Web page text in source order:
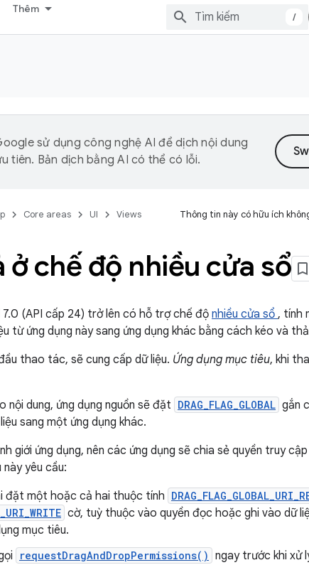
Thêm
/
sử dụng công nghệ AI để dịch nội dung
tiên. Bản dịch bằng AI có thể có lỗi.
Core areas UI Views Thông tin này có hữu ích
ở chế độ nhiều cửa sổ
(API cấp 24) trở lên có hỗ trợ chế độ nhiều cửa sổ , tính
từ ứng dụng này sang ứng dụng khác bằng cách kéo và
thao tác, sẽ cung cấp dữ liệu. Ứng dụng mục tiêu, khi
nội dung, ứng dụng nguồn sẽ đặt DRAG_FLAG_GLOBAL gắn
sang một ứng dụng khác.
giới ứng dụng, nên các ứng dụng sẽ chia sẻ quyền truy
này yêu cầu:
đặt một hoặc cả hai thuộc tính
cờ, tuỳ thuộc vào quyền đọc hoặc ghi vào dữ
mục tiêu.
requestDragAndDropPermissions() ngay trước khi xử